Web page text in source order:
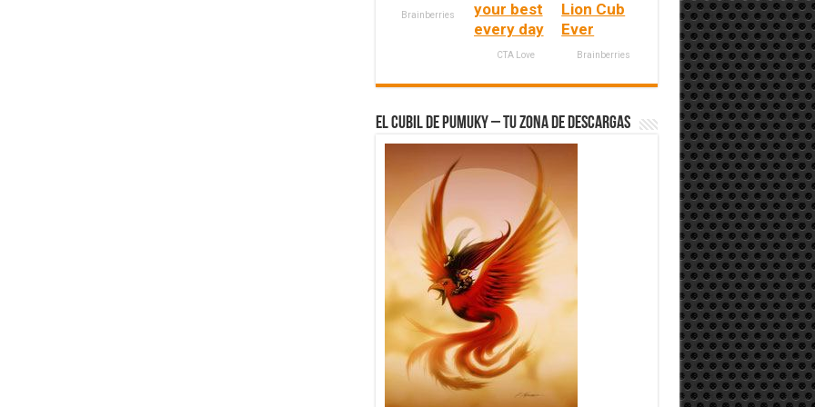
Brainberries
your best
every day
CTA Love
Lion Cub
Ever
Brainberries
El Cubil de Pumuky – Tu zona de Descargas